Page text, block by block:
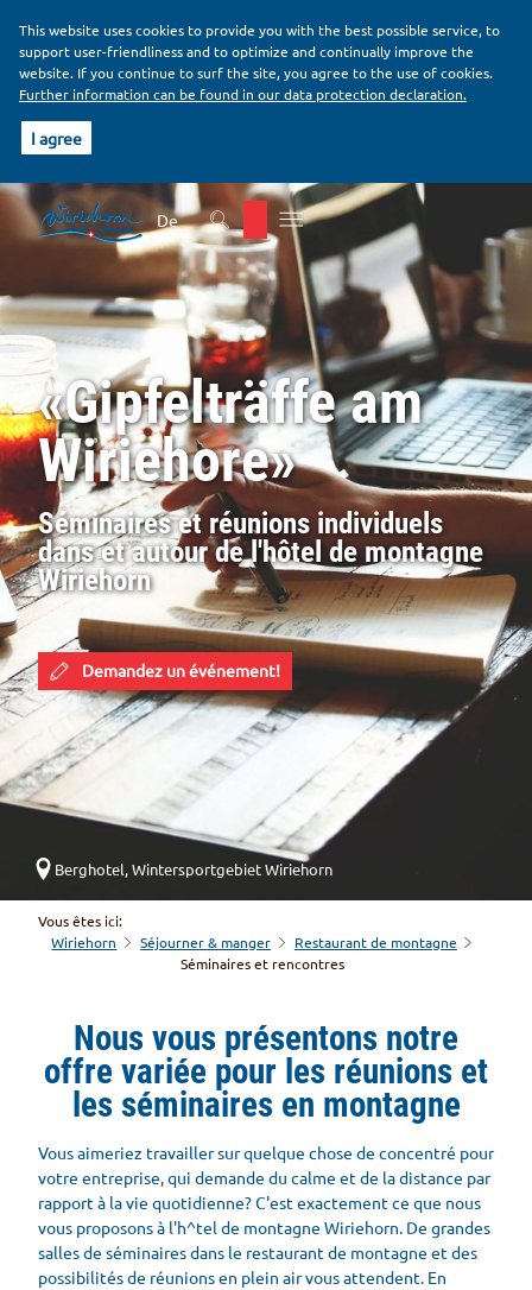
H
e
e
r
This website uses cookies to provide you with the best possible service, to
support user-friendliness and to optimize and continually improve the
website. If you continue to surf the site, you agree to the use of cookies.
Further information can be found in our data protection declaration.
I agree
De
B
o
Berghotel, Wintersportgebiet Wiriehorn
«Gipfelträffe am
Wiriehore»
Séminaires et réunions individuels
dans et autour de l'hôtel de montagne
Wiriehorn
Demandez un événement!
Vous êtes ici:
Wiriehorn
Séjourner & manger
Restaurant de montagne
Séminaires et rencontres
Nous vous présentons notre
offre variée pour les réunions et
les séminaires en montagne
Vous aimeriez travailler sur quelque chose de concentré pour
votre entreprise, qui demande du calme et de la distance par
rapport à la vie quotidienne? C'est exactement ce que nous
vous proposons à l'h^tel de montagne Wiriehorn. De grandes
salles de séminaires dans le restaurant de montagne et des
possibilités de réunions en plein air vous attendent. En